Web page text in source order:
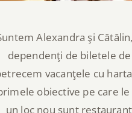
Alexandra şi
dependenţi de biletele
vacanţele cu
obiective pe care
un loc nou sunt